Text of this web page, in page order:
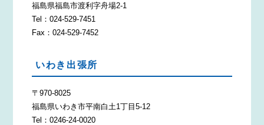
福島県福島市渡利字舟場2-1
Tel：024-529-7451
Fax：024-529-7452
いわき出張所
〒970-8025
福島県いわき市平南白土1丁目5-12
Tel：0246-24-0020